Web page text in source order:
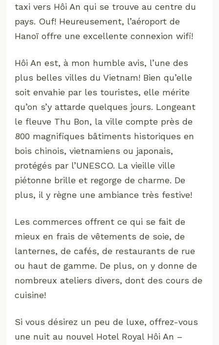
taxi vers Hôi An qui se trouve au centre du
pays. Ouf! Heureusement, l’aéroport de
Hanoï offre une excellente connexion wifi!
Hôi An est, à mon humble avis, l’une des
plus belles villes du Vietnam! Bien qu’elle
soit envahie par les touristes, elle mérite
qu’on s’y attarde quelques jours. Longeant
le fleuve Thu Bon, la ville compte près de
800 magnifiques bâtiments historiques en
bois chinois, vietnamiens ou japonais,
protégés par l’UNESCO. La vieille ville
piétonne brille et regorge de charme. De
plus, il y règne une ambiance très festive!
Les commerces offrent ce qui se fait de
mieux en frais de vêtements de soie, de
lanternes, de cafés, de restaurants de rue
ou haut de gamme. De plus, on y donne de
nombreux ateliers divers, dont des cours de
cuisine!
Si vous désirez un peu de luxe, offrez-vous
une nuit au nouvel Hotel Royal Hôi An –